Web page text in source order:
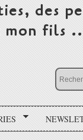
des
mon fils